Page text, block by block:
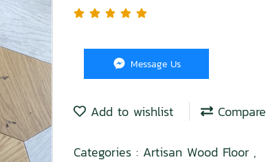
Message Us
Add to wishlist Compare
Categories : Artisan Wood Floor ,